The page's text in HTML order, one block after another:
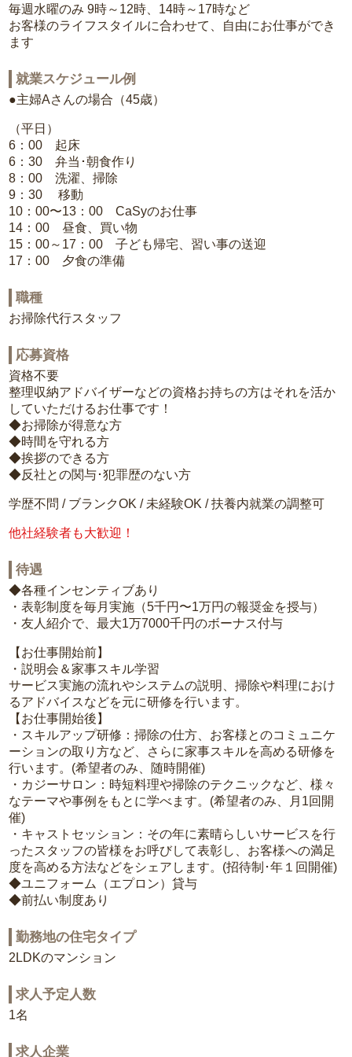
毎週水曜のみ 9時～12時、14時～17時など
お客様のライフスタイルに合わせて、自由にお仕事ができ
ます
就業スケジュール例
●主婦Aさんの場合（45歳）
（平日）
6：00 起床
6：30 弁当･朝食作り
8：00 洗濯、掃除
9：30 移動
10：00〜13：00 CaSyのお仕事
14：00 昼食、買い物
15：00～17：00 子ども帰宅、習い事の送迎
17：00 夕食の準備
職種
お掃除代行スタッフ
応募資格
資格不要
整理収納アドバイザーなどの資格お持ちの方はそれを活か
していただけるお仕事です！
◆お掃除が得意な方
◆時間を守れる方
◆挨拶のできる方
◆反社との関与･犯罪歴のない方
学歴不問 / ブランクOK / 未経験OK / 扶養内就業の調整可
他社経験者も大歓迎！
待遇
◆各種インセンティブあり
・表彰制度を毎月実施（5千円〜1万円の報奨金を授与）
・友人紹介で、最大1万7000千円のボーナス付与
【お仕事開始前】
・説明会＆家事スキル学習
サービス実施の流れやシステムの説明、掃除や料理におけ
るアドバイスなどを元に研修を行います。
【お仕事開始後】
・スキルアップ研修：掃除の仕方、お客様とのコミュニケ
ーションの取り方など、さらに家事スキルを高める研修を
行います。(希望者のみ、随時開催)
・カジーサロン：時短料理や掃除のテクニックなど、様々
なテーマや事例をもとに学べます。(希望者のみ、月1回開
催)
・キャストセッション：その年に素晴らしいサービスを行
ったスタッフの皆様をお呼びして表彰し、お客様への満足
度を高める方法などをシェアします。(招待制･年１回開催)
◆ユニフォーム（エプロン）貸与
◆前払い制度あり
勤務地の住宅タイプ
2LDKのマンション
求人予定人数
1名
求人企業